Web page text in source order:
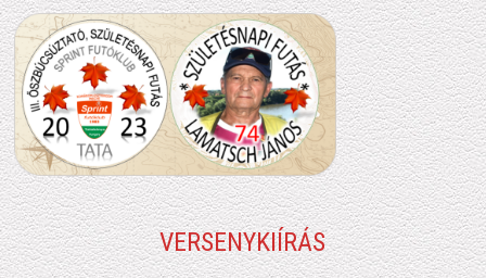
VERSENYKIÍRÁS